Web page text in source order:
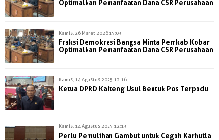
Optimalkan Pemanfaatan Dana CSR Perusahaan
Kamis, 26 Maret 2026 15:03
Fraksi Demokrasi Bangsa Minta Pemkab Kobar
Optimalkan Pemanfaatan Dana CSR Perusahaan
Kamis, 14 Agustus 2025 12:16
Ketua DPRD Kalteng Usul Bentuk Pos Terpadu
Kamis, 14 Agustus 2025 12:13
Perlu Pemulihan Gambut untuk Cegah Karhutla